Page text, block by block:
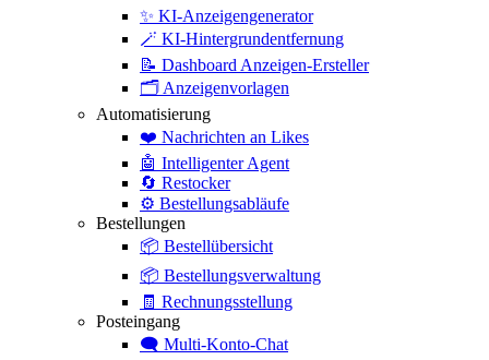
✨ KI-Anzeigengenerator
🪄 KI-Hintergrundentfernung
📝 Dashboard Anzeigen-Ersteller
🗂️ Anzeigenvorlagen
Automatisierung
❤️ Nachrichten an Likes
🤖 Intelligenter Agent
🔄 Restocker
⚙️ Bestellungsabläufe
Bestellungen
📦 Bestellübersicht
📦 Bestellungsverwaltung
🧾 Rechnungsstellung
Posteingang
🗨️ Multi-Konto-Chat